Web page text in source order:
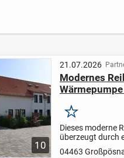
10
21.07.2026
Modernes
Merken
Dieses moderne
überzeugt durch
und ein
04463